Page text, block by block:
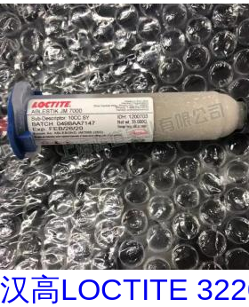
汉高LOCTITE